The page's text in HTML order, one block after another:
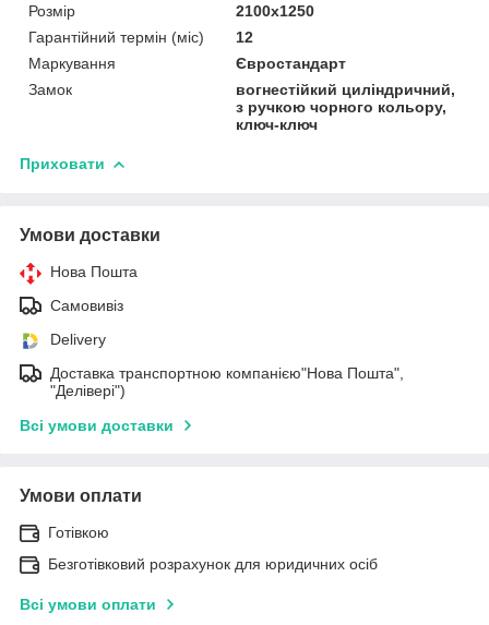
Розмір
2100х1250
Гарантійний термін (міс)
12
Маркування
Євростандарт
Замок
вогнестійкий циліндричний,
з ручкою чорного кольору,
ключ-ключ
Приховати
Умови доставки
Нова Пошта
Самовивіз
Delivery
Доставка транспортною компанією"Нова Пошта",
"Делівері")
Всі умови доставки
Умови оплати
Готівкою
Безготівковий розрахунок для юридичних осіб
Всі умови оплати